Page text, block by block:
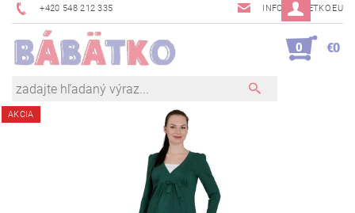
+420 548 212 335 INFO@BABETKO.EU
0 €0
AKCIA